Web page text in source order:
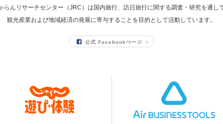
らんリサーチセンター（JRC）は国内旅行、訪日旅行に関する調査・研究を通し
観光産業および地域経済の発展に寄与することを目的として活動しています。
公式 Facebookぺージ